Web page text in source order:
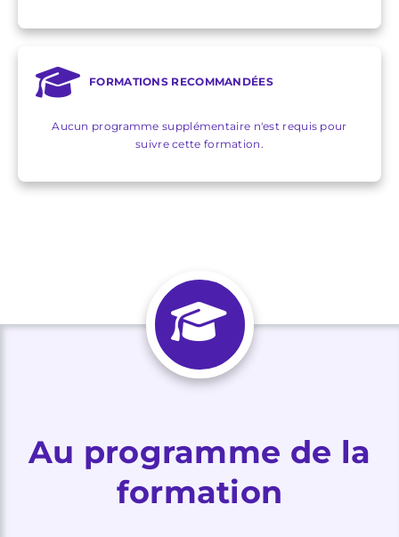
FORMATIONS RECOMMANDÉES
Aucun programme supplémentaire n'est requis pour
suivre cette formation.
Au programme de la
formation